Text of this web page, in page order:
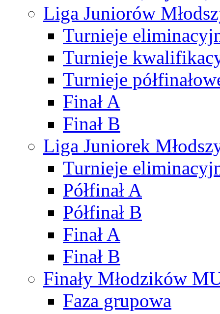
Liga Juniorów
Turnieje
Turnieje
Turnieje
Finał A
Finał B
Liga Juniorek
Turnieje
Półfinał A
Półfinał B
Finał A
Finał B
Finały Młodzików
Faza grupowa